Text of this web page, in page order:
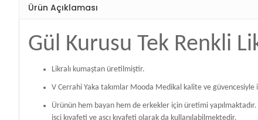
Ürün Açıklaması
Gül Kurusu Tek Renkli
Likralı kumaştan üretilmiştir.
V Cerrahi Yaka takımlar Mooda Medikal kalite ve güvencesiyle
Ürünün hem bayan hem de erkekler için üretimi
işçi kıyafeti ve aşçı kıyafeti olarak da kullanılabilmektedir.